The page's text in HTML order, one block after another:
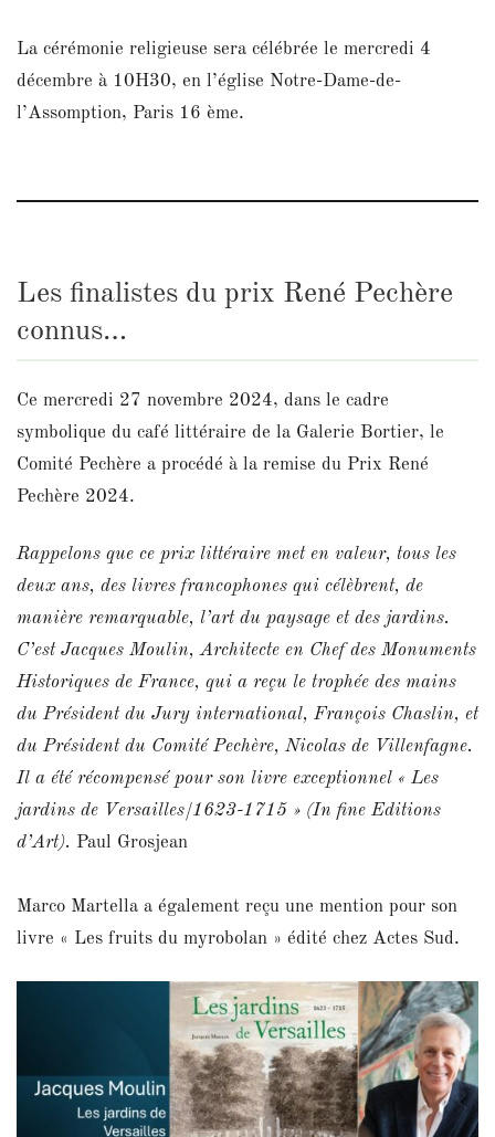
La cérémonie religieuse sera célébrée le mercredi 4
décembre à 10H30, en l’église Notre-Dame-de-
l’Assomption, Paris 16 ème.
Les finalistes du prix René Pechère
connus…
Ce mercredi 27 novembre 2024, dans le cadre
symbolique du café littéraire de la Galerie Bortier, le
Comité Pechère a procédé à la remise du Prix René
Pechère 2024.
Rappelons que ce prix littéraire met en valeur, tous les
deux ans, des livres francophones qui célèbrent, de
manière remarquable, l’art du paysage et des jardins.
C’est Jacques Moulin, Architecte en Chef des Monuments
Historiques de France, qui a reçu le trophée des mains
du Président du Jury international, François Chaslin, et
du Président du Comité Pechère, Nicolas de Villenfagne.
Il a été récompensé pour son livre exceptionnel « Les
jardins de Versailles/1623-1715 » (In fine Editions
d’Art). Paul Grosjean
Marco Martella a également reçu une mention pour son
livre « Les fruits du myrobolan » édité chez Actes Sud.